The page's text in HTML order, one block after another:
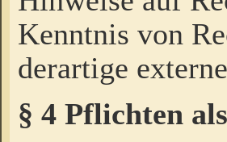
Kenntnis von
derartige
§ 4 Pflichten